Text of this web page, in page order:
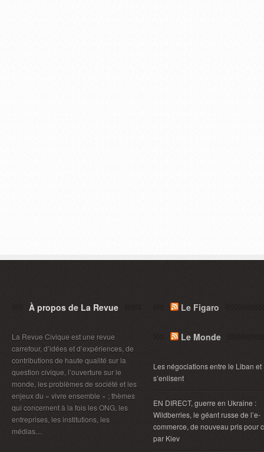
À propos de La Revue
La Revue Civique est une revue
carrefour, d’idées et d’expériences, de
contributions de haute qualité sur la
question civique, l’ouverture sur le
monde, les problèmes de société et les
enjeux du « vivre ensemble » ; thèmes
qui concernent à la fois les ONG, les
entreprises, les institutions, les
médias....
Le Figaro
Le Monde
Les négociations entre le Liban et
s’enlisent
EN DIRECT, guerre en Ukraine :
Wildberries, le géant russe de l’e-
commerce, de nouveau pris pour
par Kiev